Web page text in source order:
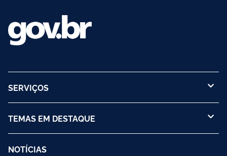
SERVIÇOS
TEMAS EM DESTAQUE
NOTÍCIAS